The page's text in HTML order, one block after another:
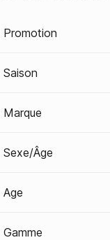
Promotion
Saison
Marque
Sexe/Âge
Age
Gamme